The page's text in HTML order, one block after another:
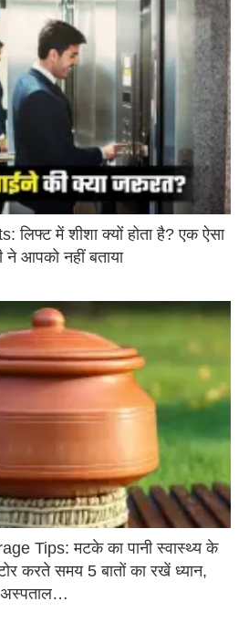
में शीशा क्यों होता है? एक ऐसा
आपको नहीं बताया
Tips: मटके का पानी स्वास्थ्य के
करते समय 5 बातों का रखें ध्यान,
अस्पताल…